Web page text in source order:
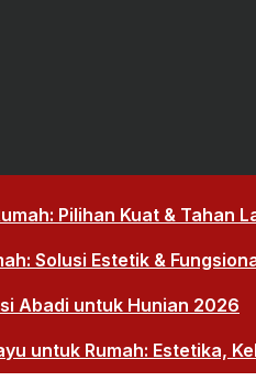
Pilihan Kuat & Tahan
Solusi Estetik &
Abadi untuk Hunian 2026
untuk Rumah: Estetika,